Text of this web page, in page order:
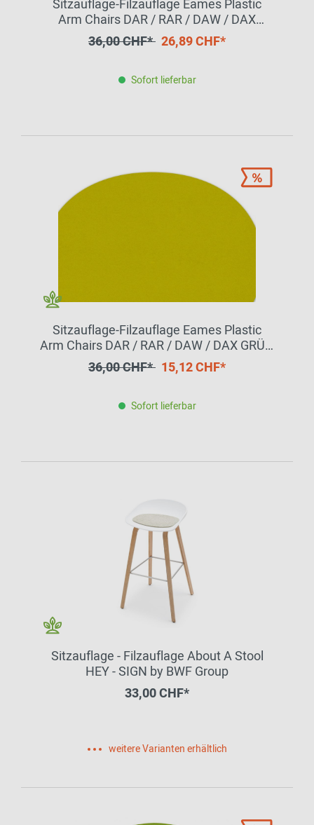
Sitzauflage-Filzauflage Eames Plastic
Arm Chairs DAR / RAR / DAW / DAX
ANTHRAZIT Hey Sign EINZELSTÜCK
36,00 CHF* 26,89 CHF*
Sofort lieferbar
Sitzauflage-Filzauflage Eames Plastic
Arm Chairs DAR / RAR / DAW / DAX GRÜN
HEY - SIGN by BWF Group EINZELSTÜCK
36,00 CHF* 15,12 CHF*
Sofort lieferbar
Sitzauflage - Filzauflage About A Stool
HEY - SIGN by BWF Group
33,00 CHF*
weitere Varianten erhältlich